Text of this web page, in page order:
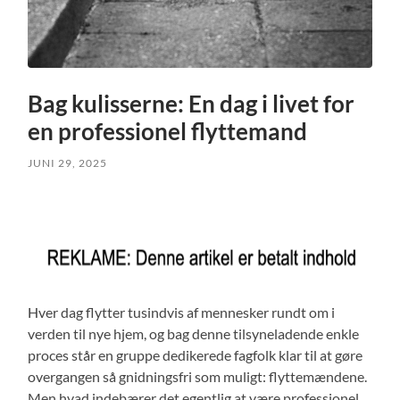
Bag kulisserne: En dag i livet for
en professionel flyttemand
JUNI 29, 2025
Hver dag flytter tusindvis af mennesker rundt om i
verden til nye hjem, og bag denne tilsyneladende enkle
proces står en gruppe dedikerede fagfolk klar til at gøre
overgangen så gnidningsfri som muligt: flyttemændene.